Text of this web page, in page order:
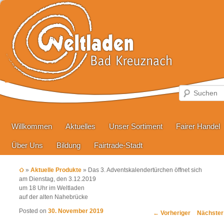
Hauptmenü
Zum primären Inhalt springen
Zum sekundären Inhalt springen
Willkommen Aktuelles Unser Sortiment Fairer Handel
Über Uns Bildung Fairtrade-Stadt
» Aktuelle Produkte » Das 3. Adventskalendertürchen öffnet sich
am Dienstag, den 3.12.2019
um 18 Uhr im Weltladen
auf der alten Nahebrücke
Beitragsnavigation
← Vorheriger
Posted on 30. November 2019